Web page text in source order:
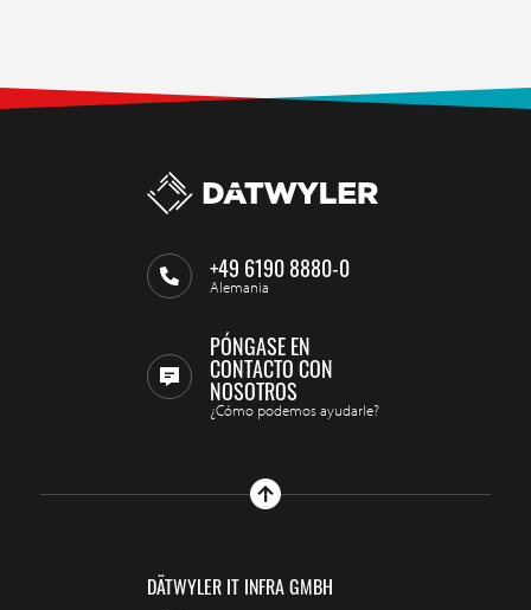
+49 6190 8880-0
Alemania
PÓNGASE EN
CONTACTO CON
NOSOTROS
¿Cómo podemos ayudarle?
DÄTWYLER IT INFRA GMBH